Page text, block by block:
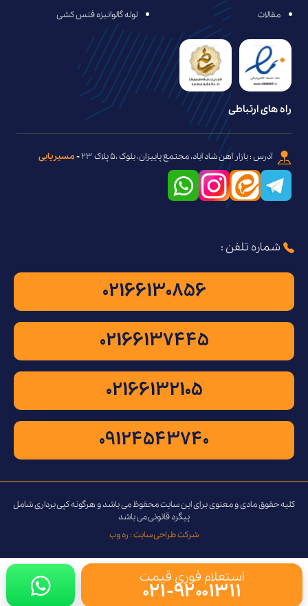
مقالات
لوله گالوانیزه فنس کشی
راه های ارتباطی
آدرس : بازار آهن شاد آباد، مجتمع پاییزان، بلوک ،۵ پلاک ۲۳ -مسیریابی
شماره تلفن :
02166130856
02166137445
02166132105
09124543740
کلیه حقوق مادی و معنوی برای این سایت محفوظ می باشد و هرگونه کپی برداری شامل
پیگرد قانونی می باشد
شرکت طراحی سایت : ره وب
استعلام فوری قیمت
۰۲۱-۹۲۰۰۱۳۱۱